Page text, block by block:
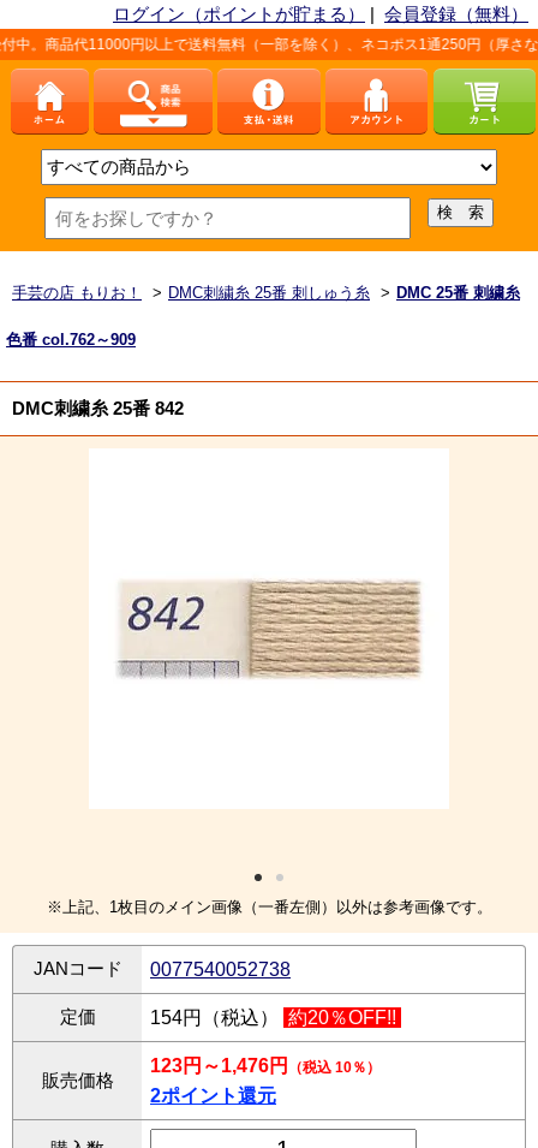
ログイン（ポイントが貯まる） | 会員登録（無料）
円以上で送料無料（一部を除く）、ネコポス1通250円（厚さなど条件あり
手芸の店 もりお！ > DMC刺繍糸 25番 刺しゅう糸 > DMC 25番 刺繍糸
色番 col.762～909
DMC刺繍糸 25番 842
※上記、1枚目のメイン画像（一番左側）以外は参考画像です。
JANコード 0077540052738
定価 154円（税込） 約20％OFF!!
販売価格
123円～1,476円 （税込 10％）
2ポイント還元